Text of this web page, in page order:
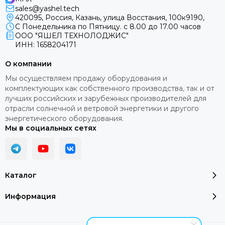
- Регулируемая четырёхступенчатая система заряда
любых аккумуляторов, с термокомпенсацией;
- Возможность автоматического увеличения мощности
нагрузках;
- Наличие байпаса (автоматическая трансляция 220 В);
- Корректная работа с мини-электростанцией -
перехват нагрузки в случае превышения мощности;
автоматическое временное уменьшение зарядного
тока, в случае общего потребления в рамках
максимальной мощности миниэлектростанции;
выравнивание зарядного тока);
- Точная подстройка значения выходного напряжения,
пользователя (в режиме генерации напряжения от
sales@yashel.tech
420095, Россия, Казань, улица Восстания, 100к9190,
С Понедельника по Пятницу. с 8.00 до 17.00 часов
ООО "ЯШЕЛ ТЕХНОЛОДЖИС"
ИНН: 1658204171
Каталог
Информация
О компании
Мы осуществляем продажу оборудования и
комплектующих как собственного производства, так и от
лучших российских и зарубежных производителей для
отрасли солнечной и ветровой энергетики и другого
энергетического оборудования.
Мы в социальных сетях